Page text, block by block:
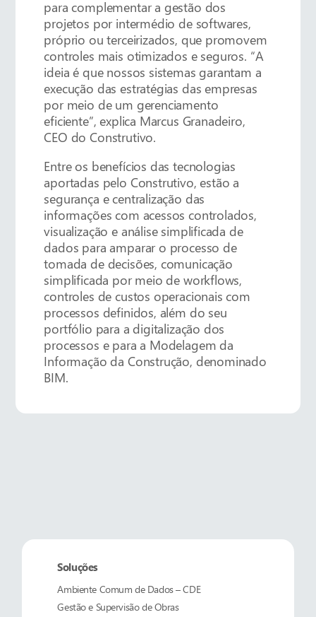
para complementar a gestão dos
projetos por intermédio de softwares,
próprio ou terceirizados, que promovem
controles mais otimizados e seguros. “A
ideia é que nossos sistemas garantam a
execução das estratégias das empresas
por meio de um gerenciamento
eficiente”, explica Marcus Granadeiro,
CEO do Construtivo.
Entre os benefícios das tecnologias
aportadas pelo Construtivo, estão a
segurança e centralização das
informações com acessos controlados,
visualização e análise simplificada de
dados para amparar o processo de
tomada de decisões, comunicação
simplificada por meio de workflows,
controles de custos operacionais com
processos definidos, além do seu
portfólio para a digitalização dos
processos e para a Modelagem da
Informação da Construção, denominado
BIM.
Soluções
Ambiente Comum de Dados – CDE
Gestão e Supervisão de Obras